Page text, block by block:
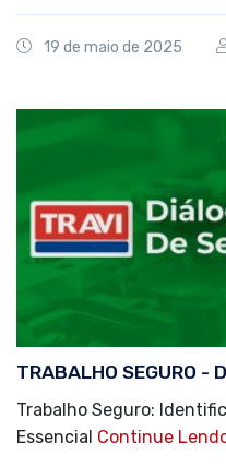
19 de maio de 2025
TRABALHO SEGURO -
Trabalho Seguro:
Essencial Continue